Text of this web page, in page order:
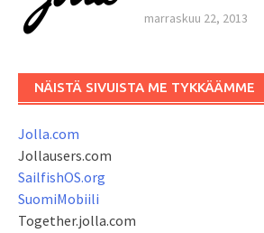
marraskuu 22, 2013
NÄISTÄ SIVUISTA ME TYKKÄÄMME
Jolla.com
Jollausers.com
SailfishOS.org
SuomiMobiili
Together.jolla.com